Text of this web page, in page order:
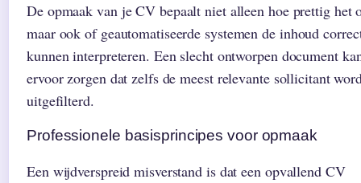
De opmaak van je CV bepaalt niet alleen hoe prettig het
maar ook of geautomatiseerde systemen de inhoud
kunnen interpreteren. Een slecht ontworpen document
ervoor zorgen dat zelfs de meest relevante sollicitant
uitgefilterd.
Professionele basisprincipes voor opmaak
Een wijdverspreid misverstand is dat een opvallend CV